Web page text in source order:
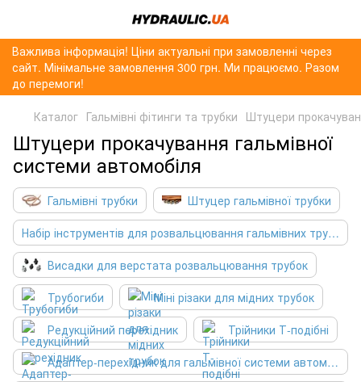
Важлива інформація! Ціни актуальні при замовленні через
сайт. Мінімальне замовлення 300 грн. Ми працюємо. Разом
до перемоги!
Каталог Гальмівні фітинги та трубки Штуцери
Штуцери прокачування гальмівної
системи автомобіля
Гальмівні трубки
Штуцер гальмівної трубки
Набір інструментів для розвальцювання гальмівних трубок
Висадки для верстата розвальцювання трубок
Трубогиби
Міні різаки для мідних трубок
Редукційний перехідник
Трійники Т-подібні
Адаптер-перехідник для гальмівної системи автомобіля